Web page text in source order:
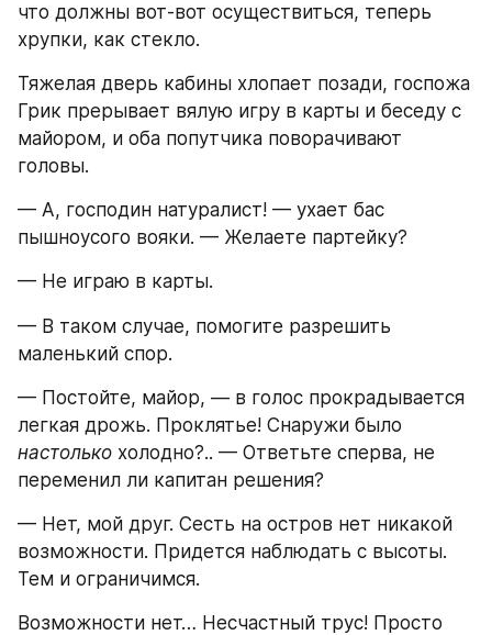
что должны вот-вот осуществиться, теперь
хрупки, как стекло.
Тяжелая дверь кабины хлопает позади, госпожа
Грик прерывает вялую игру в карты и беседу с
майором, и оба попутчика поворачивают
головы.
— А, господин натуралист! — ухает бас
пышноусого вояки. — Желаете партейку?
— Не играю в карты.
— В таком случае, помогите разрешить
маленький спор.
— Постойте, майор, — в голос прокрадывается
настолько холодно?.. — Ответьте сперва, не
переменил ли капитан решения?
— Нет, мой друг. Сесть на остров нет никакой
возможности. Придется наблюдать с высоты.
Тем и ограничимся.
Возможности нет… Несчастный трус! Просто